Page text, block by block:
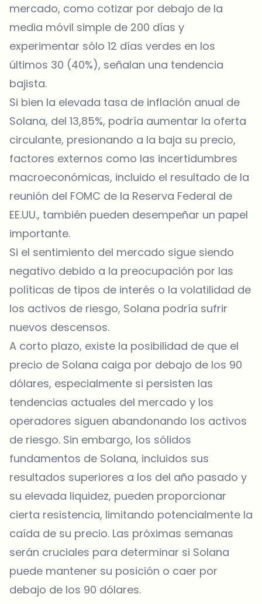
mercado, como cotizar por debajo de la
media móvil simple de 200 días y
experimentar sólo 12 días verdes en los
últimos 30 (40%), señalan una tendencia
bajista.
Si bien la elevada tasa de inflación anual de
Solana, del 13,85%, podría aumentar la oferta
circulante, presionando a la baja su precio,
factores externos como las incertidumbres
macroeconómicas, incluido el resultado de la
reunión del FOMC de la Reserva Federal de
EE.UU., también pueden desempeñar un papel
importante.
Si el sentimiento del mercado sigue siendo
negativo debido a la preocupación por las
políticas de tipos de interés o la volatilidad de
los activos de riesgo, Solana podría sufrir
nuevos descensos.
A corto plazo, existe la posibilidad de que el
precio de Solana caiga por debajo de los 90
dólares, especialmente si persisten las
tendencias actuales del mercado y los
operadores siguen abandonando los activos
de riesgo. Sin embargo, los sólidos
fundamentos de Solana, incluidos sus
resultados superiores a los del año pasado y
su elevada liquidez, pueden proporcionar
cierta resistencia, limitando potencialmente la
caída de su precio. Las próximas semanas
serán cruciales para determinar si Solana
puede mantener su posición o caer por
debajo de los 90 dólares.